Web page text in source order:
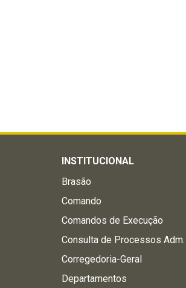
INSTITUCIONAL
Brasão
Comando
Comandos de Execução
Consulta de Processos Adm.
Corregedoria-Geral
Departamentos